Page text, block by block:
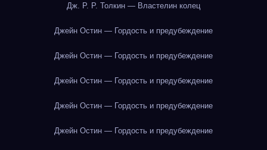
Дж. Р. Р. Толкин — Властелин колец
Джейн Остин — Гордость и предубеждение
Джейн Остин — Гордость и предубеждение
Джейн Остин — Гордость и предубеждение
Джейн Остин — Гордость и предубеждение
Джейн Остин — Гордость и предубеждение